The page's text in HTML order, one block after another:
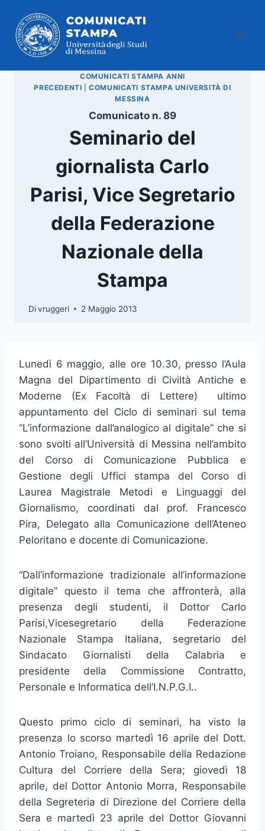
contenuto
COMUNICATI STAMPA ANNI
PRECEDENTI |COMUNICATI STAMPA UNIVERSITÀ DI
MESSINA
Comunicato n. 89
Seminario del
giornalista Carlo
Parisi, Vice Segretario
della Federazione
Nazionale della
Stampa
Divruggeri 2 Maggio 2013
Lunedì 6 maggio, alle ore 10.30, presso l’Aula
Magna del Dipartimento di Civiltà Antiche e
Moderne (Ex Facoltà di Lettere) ultimo
appuntamento del Ciclo di seminari sul tema
“L’informazione dall’analogico al digitale” che si
sono svolti all’Università di Messina nell’ambito
del Corso di Comunicazione Pubblica e
Gestione degli Uffici stampa del Corso di
Laurea Magistrale Metodi e Linguaggi del
Giornalismo, coordinati dal prof. Francesco
Pira, Delegato alla Comunicazione dell’Ateneo
Peloritano e docente di Comunicazione.
“Dall’informazione tradizionale all’informazione
digitale” questo il tema che affronterà, alla
presenza degli studenti, il Dottor Carlo
Parisi,Vicesegretario della Federazione
Nazionale Stampa Italiana, segretario del
Sindacato Giornalisti della Calabria e
presidente della Commissione Contratto,
Personale e Informatica dell’I.N.P.G.I..
Questo primo ciclo di seminari, ha visto la
presenza lo scorso martedì 16 aprile del Dott.
Antonio Troiano, Responsabile della Redazione
Cultura del Corriere della Sera; giovedì 18
aprile, del Dottor Antonio Morra, Responsabile
della Segreteria di Direzione del Corriere della
Sera e martedì 23 aprile del Dottor Giovanni